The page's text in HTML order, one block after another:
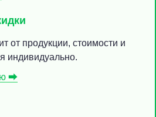
от продукции, стоимости и
индивидуально.
⮕